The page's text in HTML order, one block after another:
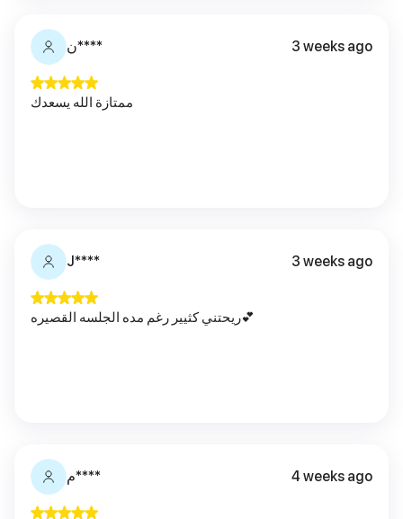
ن**** 3 weeks ago
ممتازة الله يسعدك
J**** 3 weeks ago
ريحتني كثيير رغم مده الجلسه القصيره💕
م**** 4 weeks ago